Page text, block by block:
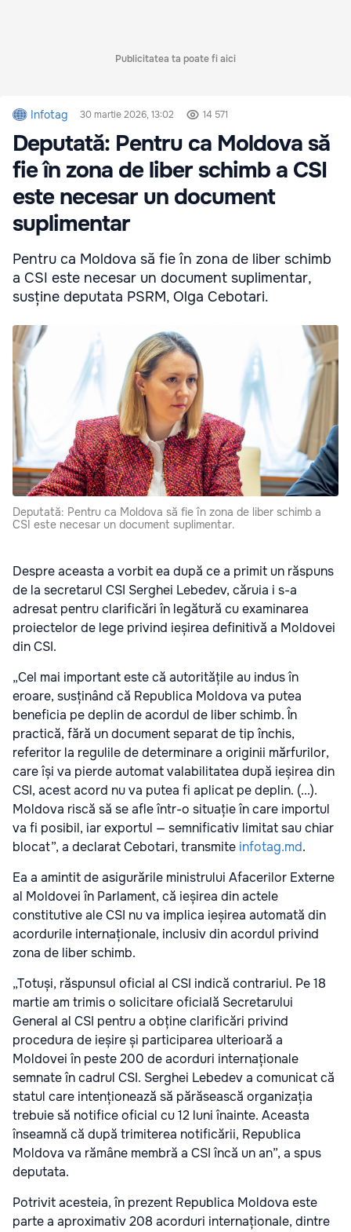
Publicitatea ta poate fi aici
Infotag 30 martie 2026, 13:02 14 571
Deputată: Pentru ca Moldova să
fie în zona de liber schimb a CSI
este necesar un document
suplimentar
Pentru ca Moldova să fie în zona de liber schimb
a CSI este necesar un document suplimentar,
susține deputata PSRM, Olga Cebotari.
Deputată: Pentru ca Moldova să fie în zona de liber schimb a
CSI este necesar un document suplimentar.
Despre aceasta a vorbit ea după ce a primit un răspuns
de la secretarul CSI Serghei Lebedev, căruia i s-a
adresat pentru clarificări în legătură cu examinarea
proiectelor de lege privind ieșirea definitivă a Moldovei
din CSI.
„Cel mai important este că autoritățile au indus în
eroare, susținând că Republica Moldova va putea
beneficia pe deplin de acordul de liber schimb. În
practică, fără un document separat de tip închis,
referitor la regulile de determinare a originii mărfurilor,
care își va pierde automat valabilitatea după ieșirea din
CSI, acest acord nu va putea fi aplicat pe deplin. (...).
Moldova riscă să se afle într-o situație în care importul
va fi posibil, iar exportul — semnificativ limitat sau chiar
blocat”, a declarat Cebotari, transmite infotag.md.
Ea a amintit de asigurările ministrului Afacerilor Externe
al Moldovei în Parlament, că ieșirea din actele
constitutive ale CSI nu va implica ieșirea automată din
acordurile internaționale, inclusiv din acordul privind
zona de liber schimb.
„Totuși, răspunsul oficial al CSI indică contrariul. Pe 18
martie am trimis o solicitare oficială Secretarului
General al CSI pentru a obține clarificări privind
procedura de ieșire și participarea ulterioară a
Moldovei în peste 200 de acorduri internaționale
semnate în cadrul CSI. Serghei Lebedev a comunicat că
statul care intenționează să părăsească organizația
trebuie să notifice oficial cu 12 luni înainte. Aceasta
înseamnă că după trimiterea notificării, Republica
Moldova va rămâne membră a CSI încă un an”, a spus
deputata.
Potrivit acesteia, în prezent Republica Moldova este
parte a aproximativ 208 acorduri internaționale, dintre